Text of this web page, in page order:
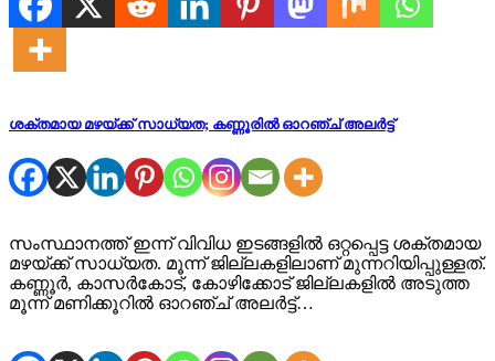
ശക്തമായ മഴയ്ക്ക് സാധ്യത; കണ്ണൂരിൽ ഓറഞ്ച് അലർട്ട്
സംസ്ഥാനത്ത് ഇന്ന് വിവിധ ഇടങ്ങളിൽ ഒറ്റപ്പെട്ട ശക്തമായ
മഴയ്ക്ക് സാധ്യത. മൂന്ന് ജില്ലകളിലാണ് മുന്നറിയിപ്പുള്ളത്.
കണ്ണൂർ, കാസർകോട്, കോഴിക്കോട് ജില്ലകളിൽ അടുത്ത
മൂന്ന് മണിക്കൂറിൽ ഓറഞ്ച് അലർട്ട്…